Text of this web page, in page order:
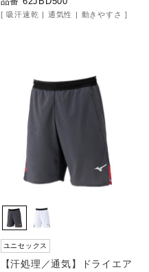
吸汗速乾 通気性 動きやすさ
ユニセックス
【汗処理／通気】ドライエア